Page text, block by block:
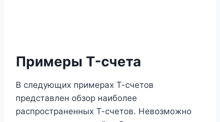
Примеры T-счета
В следующих примерах Т-счетов
представлен обзор наиболее
распространенных Т-счетов. Невозможно